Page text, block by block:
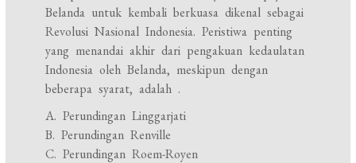
Belanda untuk kembali berkuasa dikenal sebagai
Revolusi Nasional Indonesia. Peristiwa penting
yang menandai akhir dari pengakuan kedaulatan
Indonesia oleh Belanda, meskipun dengan
beberapa syarat, adalah .
A. Perundingan Linggarjati
B. Perundingan Renville
C. Perundingan Roem-Royen